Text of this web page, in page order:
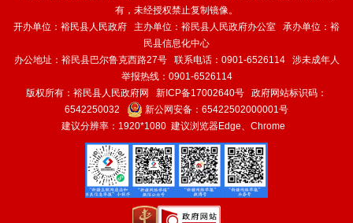
有，未经授权禁止复制镜像。
开办单位：裕民县人民政府 主办单位：裕民县人民政府办公室 承办单位：裕
民县信息化中心
办公地址：裕民县巴尔鲁克西路27号 联系电话：0901-6526114 涉未成年人
举报热线：0901-6526114
版权所有：裕民县人民政府网 新ICP备17002640号 政府网站标识码：
6542250032
新公网安备： 65422502000001号
建议分辨率：1920*1080 建议浏览器Edge、Chrome